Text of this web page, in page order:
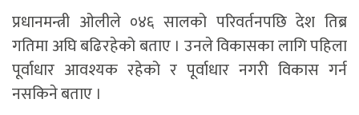
प्रधानमन्त्री ओलीले ०४६ सालको परिवर्तनपछि देश तिब्र
गतिमा अघि बढिरहेको बताए । उनले विकासका लागि पहिला
पूर्वाधार आवश्यक रहेको र पूर्वाधार नगरी विकास गर्न
नसकिने बताए ।